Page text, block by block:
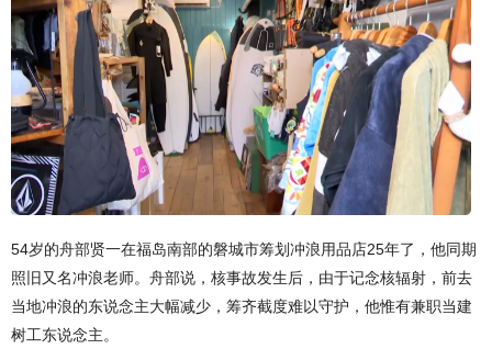
54岁的舟部贤一在福岛南部的磐城市筹划冲浪用品店25年了，他同期
照旧又名冲浪老师。舟部说，核事故发生后，由于记念核辐射，前去
当地冲浪的东说念主大幅减少，筹齐截度难以守护，他惟有兼职当建
树工东说念主。